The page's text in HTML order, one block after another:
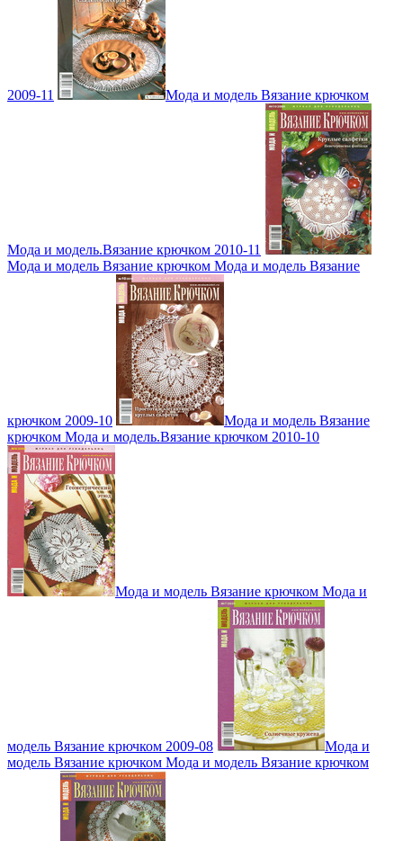
2009-11 Мода и модель Вязание крючком
Мода и модель.Вязание крючком 2010-11
Мода и модель Вязание крючком Мода и модель Вязание
крючком 2009-10
Мода и модель Вязание
крючком Мода и модель.Вязание крючком 2010-10
Мода и модель Вязание крючком Мода и
модель Вязание крючком 2009-08
Мода и
модель Вязание крючком Мода и модель Вязание крючком